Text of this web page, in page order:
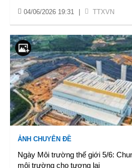
04/06/2026 19:31 TTXVN
ẢNH CHUYÊN ĐỀ
Ngày Môi trường thế giới 5/6:
môi trường cho tương lai